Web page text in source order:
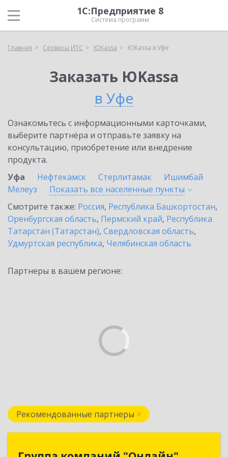
1С:Предприятие 8
Система программ
Главная Сервисы ИТС ЮKassa ЮKassa в Уфе
Заказать ЮKassa
в Уфе
Ознакомьтесь с информационными карточками,
выберите партнёра и отправьте заявку на
консультацию, приобретение или внедрение
продукта.
Уфа
Нефтекамск Стерлитамак
Ишимбай
Мелеуз
Показать все населенные пункты
Смотрите также: Россия, Республика Башкортостан,
Оренбургская область, Пермский край, Республика
Татарстан (Татарстан), Свердловская область,
Удмуртская республика, Челябинская область
Партнеры в вашем регионе:
Рекомендованные партнеры
Группа компаний "Онлайн"